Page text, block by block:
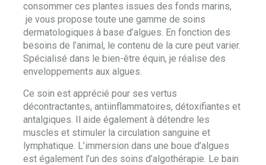
consommer ces plantes issues des fonds marins,
je vous propose toute une gamme de soins
dermatologiques à base d’algues. En fonction des
besoins de l’animal, le contenu de la cure peut varier.
Spécialisé dans le bien-être équin, je réalise des
enveloppements aux algues.
Ce soin est apprécié pour ses vertus
décontractantes, antiinflammatoires, détoxifiantes et
antalgiques. Il aide également à détendre les
muscles et stimuler la circulation sanguine et
lymphatique. L’immersion dans une boue d’algues
est également l’un des soins d’algothérapie. Le bain